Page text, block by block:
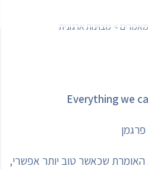
מאמרים> מצוינות ארגונית
Everything we
האומרת שכאשר טוב יותר אפשרי,